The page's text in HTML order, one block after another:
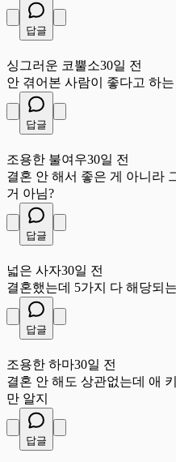
답글
싱그러운 코뿔소30일 전
안 겪어본 사람이 좋다고 하는
답글
조용한 불여우30일 전
결혼 안 해서 좋은 게 아니라
거 아님?
답글
넓은 사자30일 전
결혼했는데 5가지 다 해당되
답글
조용한 하마30일 전
결혼 안 해도 상관없는데 애
만 알지
답글